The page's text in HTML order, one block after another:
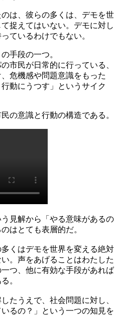
は、彼らの多くは、デモを世
捉えてはいない。デモに対し
ているわけでもない。
手段の一つ。
市民が日常的に行っている、
危機感や問題意識をもった
動にうつす」というサイク
の意識と行動の構造である。
見解から「やる意味があるの
はとても表層的だ。
くはデモを世界を変える絶対
。声をあげることはわたした
つ、他に有効な手段があれば
。
たうえで、社会問題に対し、
るの？」という一つの知見を